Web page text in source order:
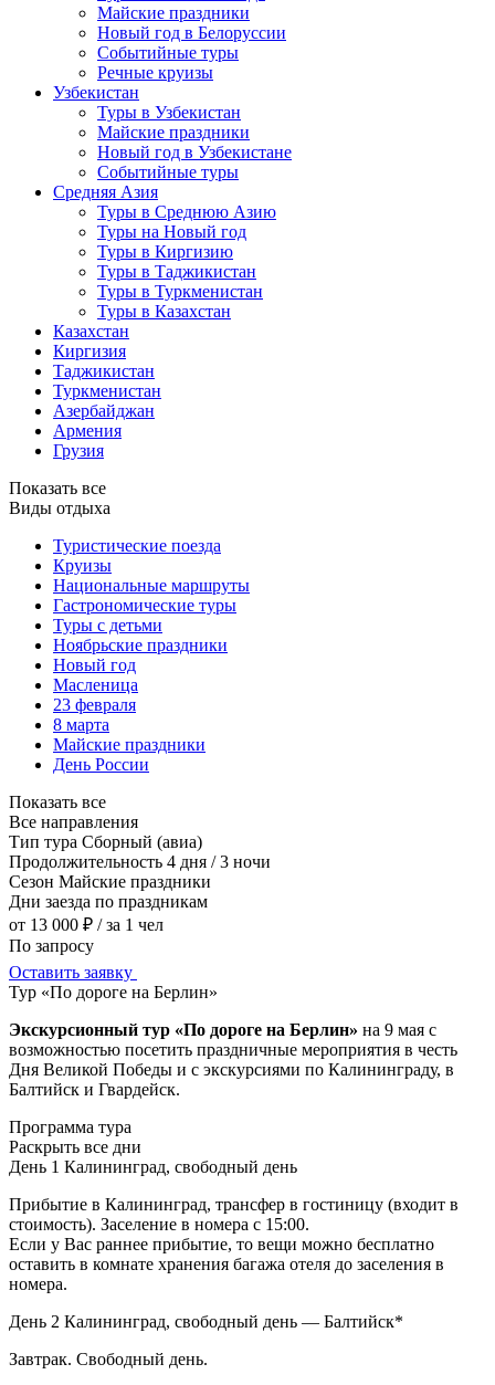
Майские праздники
Новый год в Белоруссии
Событийные туры
Речные круизы
Узбекистан
Туры в Узбекистан
Майские праздники
Новый год в Узбекистане
Событийные туры
Средняя Азия
Туры в Среднюю Азию
Туры на Новый год
Туры в Киргизию
Туры в Таджикистан
Туры в Туркменистан
Туры в Казахстан
Казахстан
Киргизия
Таджикистан
Туркменистан
Азербайджан
Армения
Грузия
Показать все
Виды отдыха
Туристические поезда
Круизы
Национальные маршруты
Гастрономические туры
Туры с детьми
Ноябрьские праздники
Новый год
Масленица
23 февраля
8 марта
Майские праздники
День России
Показать все
Все направления
Тип тура Сборный (авиа)
Продолжительность 4 дня / 3 ночи
Сезон Майские праздники
Дни заезда по праздникам
от 13 000 ₽ / за 1 чел
По запросу
Оставить заявку
Тур «По дороге на Берлин»
Экскурсионный тур «По дороге на Берлин» на 9 мая с
возможностью посетить праздничные мероприятия в честь
Дня Великой Победы и с экскурсиями по Калининграду, в
Балтийск и Гвардейск.
Программа тура
Раскрыть все дни
День 1 Калининград, свободный день
Прибытие в Калининград, трансфер в гостиницу (входит в
стоимость). Заселение в номера с 15:00.
Если у Вас раннее прибытие, то вещи можно бесплатно
оставить в комнате хранения багажа отеля до заселения в
номера.
День 2 Калининград, свободный день — Балтийск*
Завтрак. Свободный день.